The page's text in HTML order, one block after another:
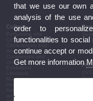
Culture
Cinema
discussion
conferences
Music
announcements
that we use our own
analysis of the use
order to
functionalities to
continue accept or
Get more information